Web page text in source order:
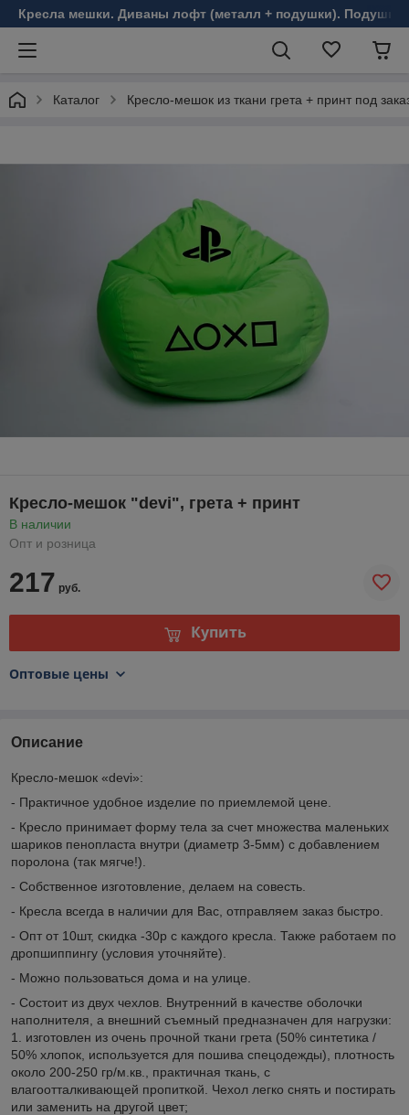
Кресла мешки. Диваны лофт (металл + подушки). Подушки
Каталог Кресло-мешок из ткани грета + принт под
Кресло-мешок "devi", грета + принт
В наличии
Опт и розница
217 руб.
Купить
Оптовые цены
Описание
Кресло-мешок «devi»:
- Практичное удобное изделие по приемлемой цене.
- Кресло принимает форму тела за счет множества маленьких
шариков пенопласта внутри (диаметр 3-5мм) с добавлением
поролона (так мягче!).
- Собственное изготовление, делаем на совесть.
- Кресла всегда в наличии для Вас, отправляем заказ быстро.
- Опт от 10шт, скидка -30р с каждого кресла. Также работаем по
дропшиппингу (условия уточняйте).
- Можно пользоваться дома и на улице.
- Состоит из двух чехлов. Внутренний в качестве оболочки
наполнителя, а внешний съемный предназначен для нагрузки:
1. изготовлен из очень прочной ткани грета (50% синтетика /
50% хлопок, используется для пошива спецодежды), плотность
около 200-250 гр/м.кв., практичная ткань, с
влагоотталкивающей пропиткой. Чехол легко снять и постирать
или заменить на другой цвет;